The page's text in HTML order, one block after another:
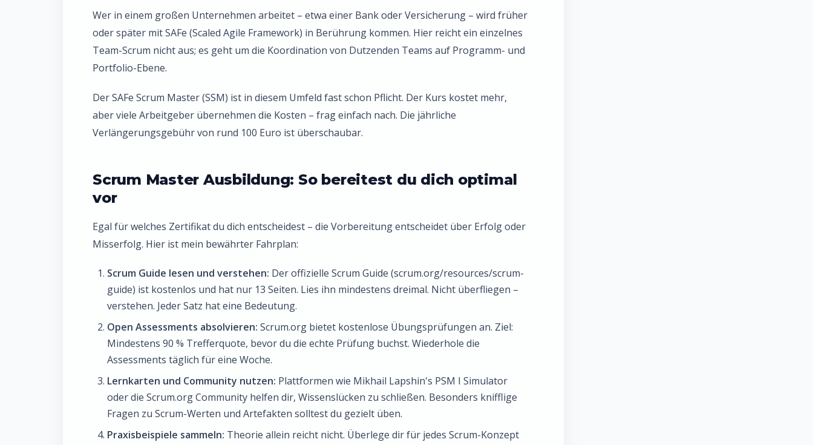
Wer in einem großen Unternehmen arbeitet – etwa einer Bank oder Versicherung – wird früher
oder später mit SAFe (Scaled Agile Framework) in Berührung kommen. Hier reicht ein einzelnes
Team-Scrum nicht aus; es geht um die Koordination von Dutzenden Teams auf Programm- und
Portfolio-Ebene.
Der SAFe Scrum Master (SSM) ist in diesem Umfeld fast schon Pflicht. Der Kurs kostet mehr,
aber viele Arbeitgeber übernehmen die Kosten – frag einfach nach. Die jährliche
Verlängerungsgebühr von rund 100 Euro ist überschaubar.
Scrum Master Ausbildung: So bereitest du dich optimal
vor
Egal für welches Zertifikat du dich entscheidest – die Vorbereitung entscheidet über Erfolg oder
Misserfolg. Hier ist mein bewährter Fahrplan:
Scrum Guide lesen und verstehen: Der offizielle Scrum Guide (scrum.org/resources/scrum-
guide) ist kostenlos und hat nur 13 Seiten. Lies ihn mindestens dreimal. Nicht überfliegen –
verstehen. Jeder Satz hat eine Bedeutung.
Open Assessments absolvieren: Scrum.org bietet kostenlose Übungsprüfungen an. Ziel:
Mindestens 90 % Trefferquote, bevor du die echte Prüfung buchst. Wiederhole die
Assessments täglich für eine Woche.
Lernkarten und Community nutzen: Plattformen wie Mikhail Lapshin's PSM I Simulator
oder die Scrum.org Community helfen dir, Wissenslücken zu schließen. Besonders knifflige
Fragen zu Scrum-Werten und Artefakten solltest du gezielt üben.
Praxisbeispiele sammeln: Theorie allein reicht nicht. Überlege dir für jedes Scrum-Konzept